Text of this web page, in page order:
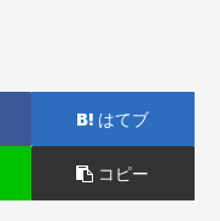
はてブ
コピー